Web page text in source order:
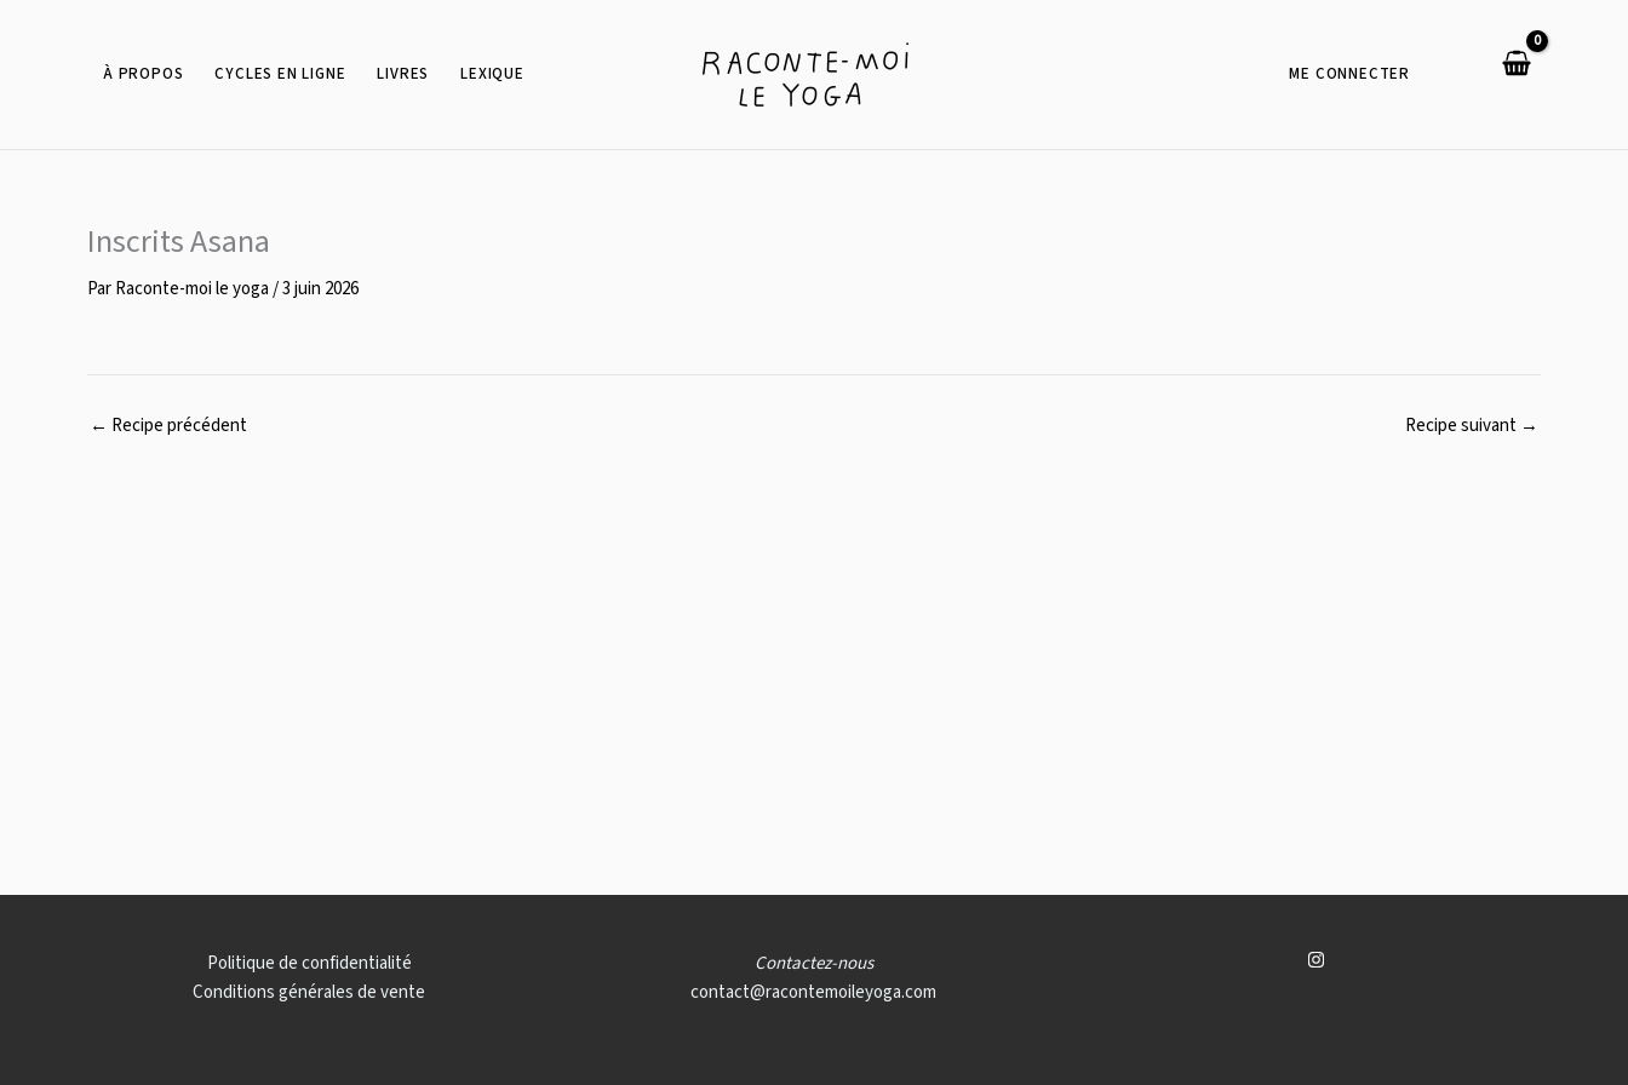
À PROPOS CYCLES EN LIGNE LIVRES LEXIQUE ME CONNECTER
Inscrits Asana
ParRaconte-moi le yoga/3 juin 2026
← Recipe précédent Recipe suivant →
Politique de confidentialité
Conditions générales de vente
Contactez-nous
contact@racontemoileyoga.com